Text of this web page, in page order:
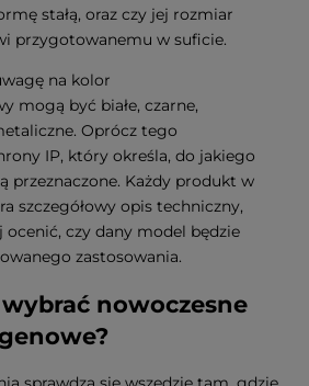
stałą, oraz czy jej rozmiar
przygotowanemu w suficie.
na kolor
mogą być białe, czarne,
Oprócz tego
IP, który określa, do jakiego
przeznaczone. Każdy produkt w
szczegółowy opis techniczny,
ocenić, czy dany model będzie
zastosowania.
nowoczesne